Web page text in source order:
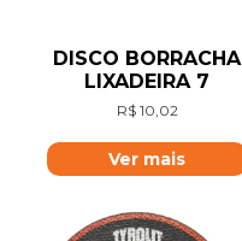
DISCO BORRACHA
LIXADEIRA 7
R$10,02
Ver mais